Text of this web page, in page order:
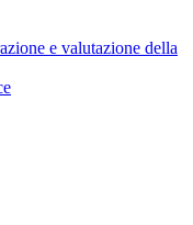
e valutazione della